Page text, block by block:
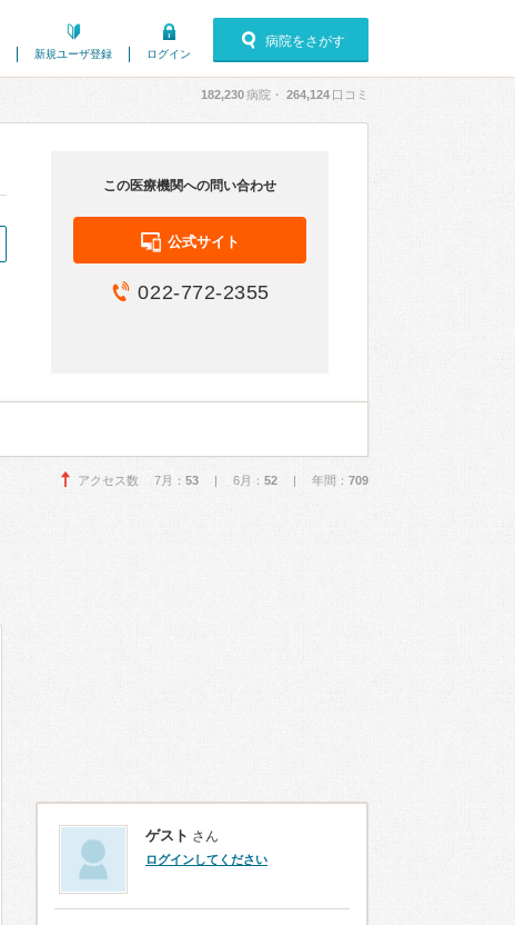
新規ユーザ登録 ログイン
病院をさがす
182,230病院・ 264,124 口コミ
この医療機関への問い合わせ
公式サイト
022-772-2355
アクセス数 7月： 53 | 6月： 52 | 年間： 709
ゲスト さん
ログインしてください